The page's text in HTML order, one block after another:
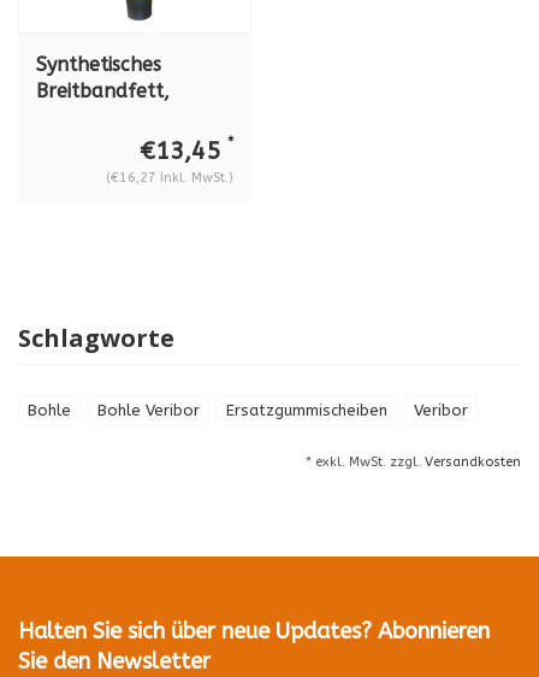
Synthetisches
Breitbandfett,
€13,45 *
(€16,27 Inkl. MwSt.)
Schlagworte
Bohle Bohle Veribor Ersatzgummischeiben Veribor
* exkl. MwSt. zzgl. Versandkosten
Halten Sie sich über neue Updates? Abonnieren
Sie den Newsletter